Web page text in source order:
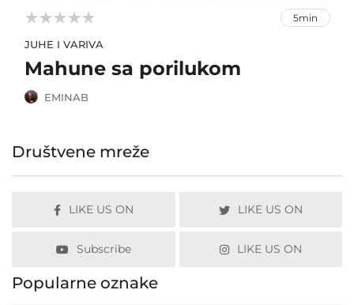


 5min
JUHE I VARIVA
Mahune sa porilukom
EMINAB
Društvene mreže
LIKE US ON LIKE US ON
Subscribe LIKE US ON
Popularne oznake